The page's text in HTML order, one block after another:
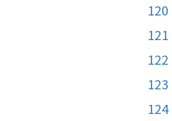
120
121
122
123
124